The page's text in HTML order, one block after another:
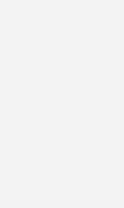
Alle Stahlbetonbehälter des
Dadurch sind sie
sondern z. B. auch für
einsetzbar.
des